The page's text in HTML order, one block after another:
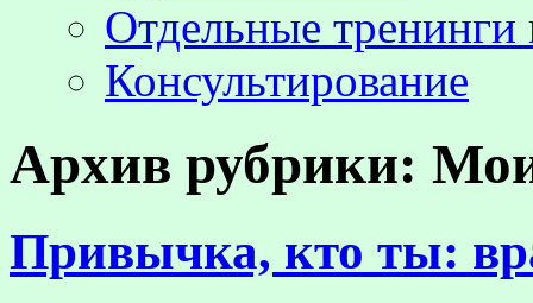
Отдельные тренинги
Консультирование
Архив рубрики:
Привычка, кто ты: